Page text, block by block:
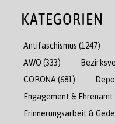
KATEGORIEN
Antifaschismus (1247)
AWO (333)
CORONA (681)
Engagement & Ehrenamt
Erinnerungsarbeit &